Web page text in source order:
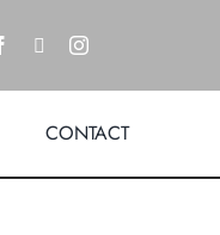
CONTACT